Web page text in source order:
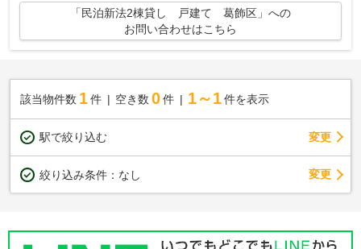
「民泊新法2棟貸し 戸建て 葛飾区」への
お問い合わせはこちら
該当物件数 1件 空き数 0 件 1～1 件を表示
駅で絞り込む 変更
絞り込み条件： なし 変更